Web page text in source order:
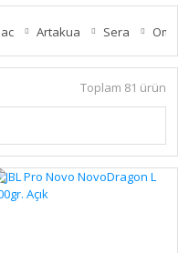
Artakua Sera
Toplam 81 ürün